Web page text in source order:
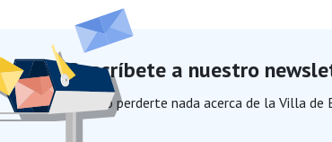
Suscríbete a nuestro
Para no perderte nada acerca de la Villa de